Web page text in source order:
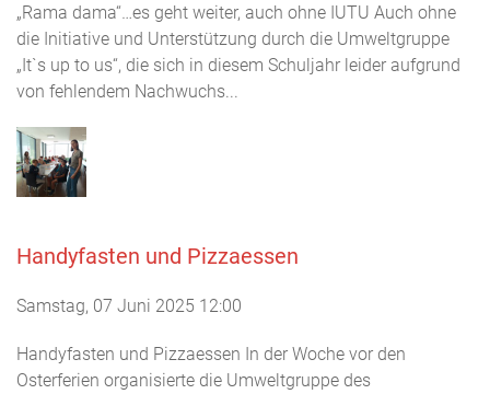
„Rama dama“…es geht weiter, auch ohne IUTU Auch ohne
die Initiative und Unterstützung durch die Umweltgruppe
„It`s up to us“, die sich in diesem Schuljahr leider aufgrund
von fehlendem Nachwuchs...
Handyfasten und Pizzaessen
Samstag, 07 Juni 2025 12:00
Handyfasten und Pizzaessen In der Woche vor den
Osterferien organisierte die Umweltgruppe des